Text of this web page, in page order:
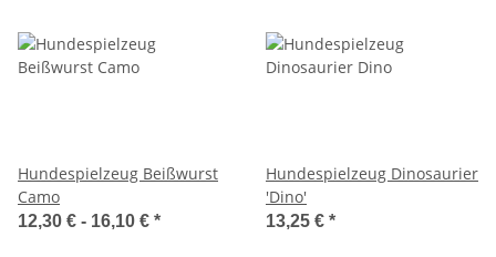
Hundespielzeug Beißwurst
Camo
12,30 € - 16,10 € *
Hundespielzeug Dinosaurier
'Dino'
13,25 € *